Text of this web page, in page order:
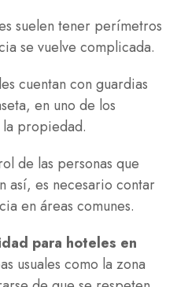
suelen tener perímetros
se vuelve complicada.
cuentan con guardias
en uno de los
propiedad.
de las personas que
así, es necesario contar
en áreas comunes.
para hoteles en
usuales como la zona